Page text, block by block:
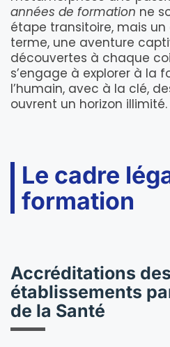
années de formation ne
étape transitoire, mais
terme, une aventure
découvertes à chaque
s’engage à explorer à la
l’humain, avec à la clé,
ouvrent un horizon illimité.
Le cadre
formation
Accréditations des
établissements
de la Santé